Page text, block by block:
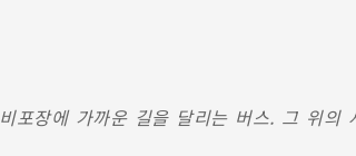
비포장에 가까운 길을 달리는 버스. 그 위의